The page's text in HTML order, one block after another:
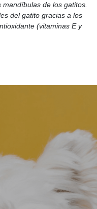
de los gatitos.
del gatito gracias a los
(vitaminas E y